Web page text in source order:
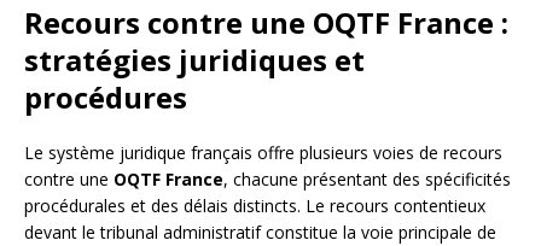
Recours contre une OQTF France :
stratégies juridiques et
procédures
Le système juridique français offre plusieurs voies de recours
contre une OQTF France, chacune présentant des spécificités
procédurales et des délais distincts. Le recours contentieux
devant le tribunal administratif constitue la voie principale de